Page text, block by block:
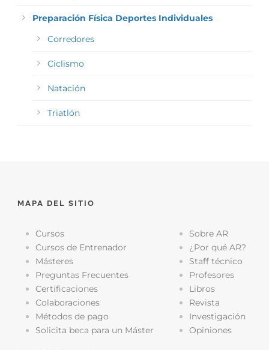
Preparación Física Deportes Individuales
Corredores
Ciclismo
Natación
Triatlón
MAPA DEL SITIO
Cursos
Cursos de Entrenador
Másteres
Preguntas Frecuentes
Certificaciones
Colaboraciones
Métodos de pago
Solicita beca para un Máster
Sobre AR
¿Por qué AR?
Staff técnico
Profesores
Libros
Revista
Investigación
Opiniones